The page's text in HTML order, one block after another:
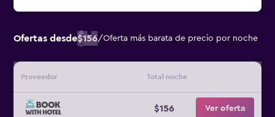
Ofertas desde$156/Oferta más barata de precio por noche
Proveedor Total noche
$156 Ver oferta